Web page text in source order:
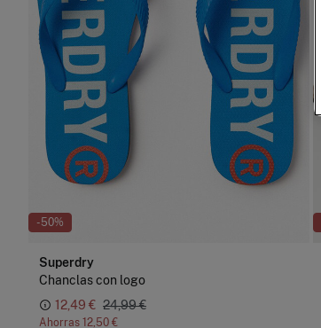
-50%
Superdry
Chanclas con logo
12,49 € 24,99 €
Ahorras 12,50 €